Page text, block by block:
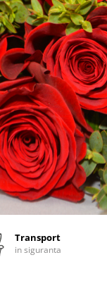
Transport
in siguranta